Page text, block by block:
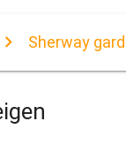
Sherway